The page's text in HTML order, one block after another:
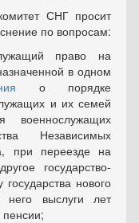
СНГ просит
по вопросам:
право на
в одном
о порядке
и их семей
военнослужащих
Независимых
при переезде на
государство-
государства нового
выслуги лет
пенсии;